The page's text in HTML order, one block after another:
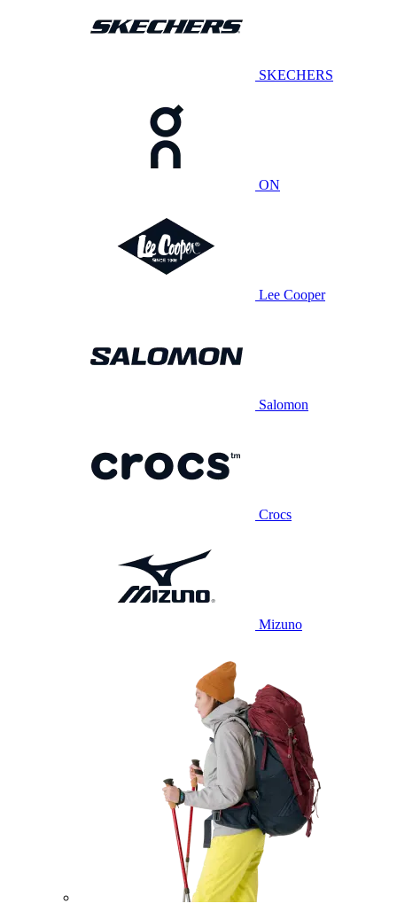
SKECHERS
ON
Lee Cooper
Salomon
Crocs
Mizuno